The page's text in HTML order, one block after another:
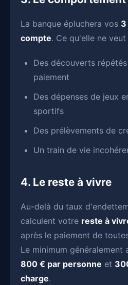
La banque épluchera vos
compte. Ce qu'elle ne
Des découverts
paiement
Des dépenses de jeux
sportifs
Des prélèvements de
Un train de vie
4. Le reste à vivre
Au-delà du taux
calculent votre reste à
après le paiement de
Le minimum généralement
800 € par personne et
charge.